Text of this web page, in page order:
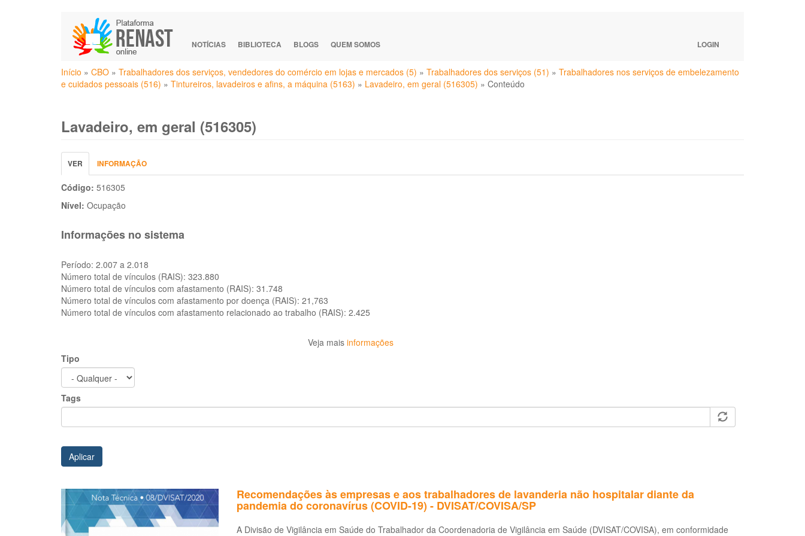
NOTÍCIAS BIBLIOTECA BLOGS QUEM SOMOS LOGIN
Você
está
Início » CBO » Trabalhadores dos serviços, vendedores do comércio em lojas e mercados (5) » Trabalhadores dos serviços (51) » Trabalhadores nos serviços de embelezamento
e cuidados pessoais (516) » Tintureiros, lavadeiros e afins, a máquina (5163) » Lavadeiro, em geral (516305) » Conteúdo
Lavadeiro, em geral (516305)
Abas
primárias
VER (ABA
ATIVA)
INFORMAÇÃO
Código: 516305
Nível: Ocupação
Informações no sistema
Período: 2.007 a 2.018
Número total de vínculos (RAIS): 323.880
Número total de vínculos com afastamento (RAIS): 31.748
Número total de vínculos com afastamento por doença (RAIS): 21,763
Número total de vínculos com afastamento relacionado ao trabalho (RAIS): 2.425
Veja mais informações
Tipo
Tags
Aplicar
Recomendações às empresas e aos trabalhadores de lavanderia não hospitalar diante da
pandemia do coronavírus (COVID-19) - DVISAT/COVISA/SP
A Divisão de Vigilância em Saúde do Trabalhador da Coordenadoria de Vigilância em Saúde (DVISAT/COVISA), em conformidade